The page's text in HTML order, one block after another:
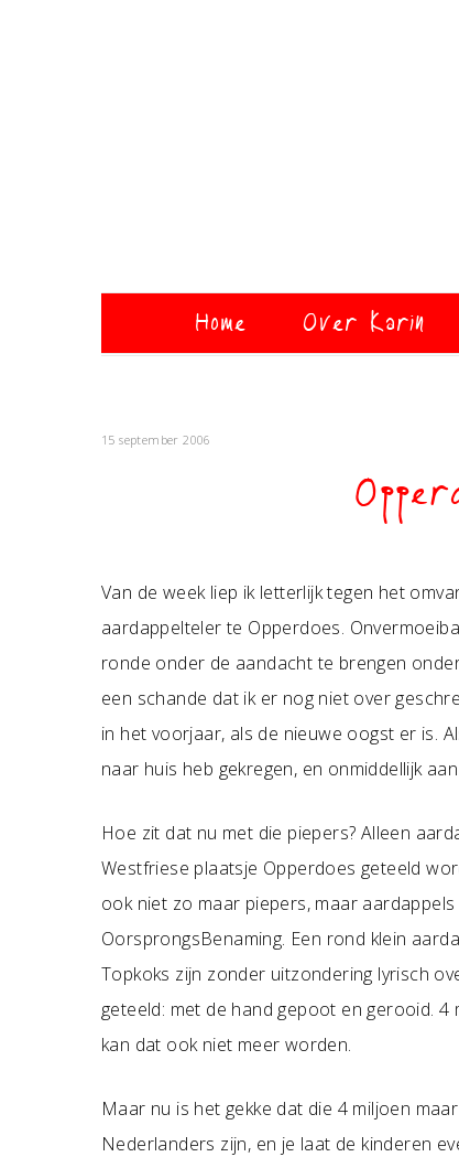
Home Over Karin
15 september 2006
Van de week liep ik letterlijk tegen het
aardappelteler te Opperdoes.
ronde onder de aandacht te brengen
een schande dat ik er nog niet over
in het voorjaar, als de nieuwe oogst er is.
naar huis heb gekregen, en onmiddellijk
Hoe zit dat nu met die piepers? Alleen
Westfriese plaatsje Opperdoes geteeld
ook niet zo maar piepers, maar
OorsprongsBenaming. Een rond klein
Topkoks zijn zonder uitzondering lyrisch
geteeld: met de hand gepoot en gerooid.
kan dat ook niet meer worden.
Maar nu is het gekke dat die 4 miljoen
Nederlanders zijn, en je laat de kinderen